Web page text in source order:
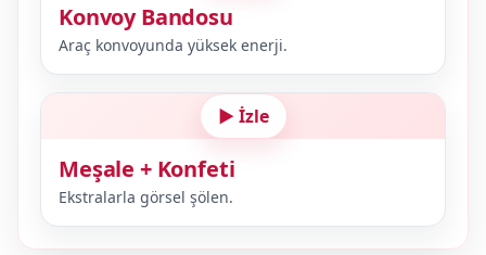
Konvoy Bandosu
Araç konvoyunda yüksek enerji.
▶ İzle
Meşale + Konfeti
Ekstralarla görsel şölen.